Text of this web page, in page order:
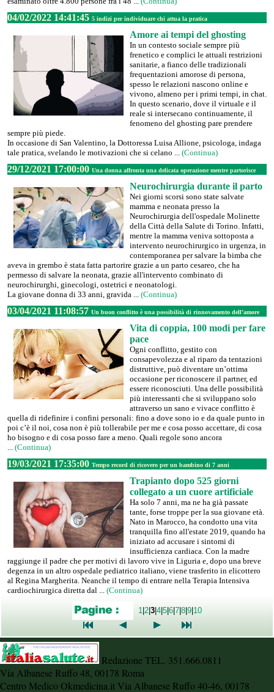
04/02/2022 14:41:45 5 indizi per individuare chi attua la pratica
Amore ai tempi del ghosting
In un contesto sociale sempre più
frenetico e complici le attuali restrizioni
sanitarie, a fianco delle tradizionali
frequentazioni amorose di persona,
spesso le relazioni nascono online e
vivono, almeno per i primi tempi, in chat.
In questo scenario, dove il virtuale e il
reale si intersecano continuamente, il
fenomeno del ghosting pare prendere
sempre più piede.
In occasione di San Valentino, la Dottoressa Luisa Allione, psicologa, indaga
tale pratica, svelando le motivazioni che si celano ... (Continua)
29/12/2021 17:00:00 Una donna affronta una delicata operazione mentre partorisce
Neurochirurgia durante il parto
Nei giorni scorsi sono state salvate
mamma e neonata presso la
Neurochirurgia dell'ospedale Molinette
della Città della Salute di Torino. Infatti,
mentre la mamma veniva sottoposta a
intervento neurochirurgico in urgenza, in
contemporanea per salvare la bimba che
aveva in grembo è stata fatta partorire grazie a un parto cesareo, che ha
permesso di salvare la neonata, grazie all'intervento combinato di
neurochirurghi, ginecologi, ostetrici e neonatologi.
La giovane donna di 33 anni, gravida ... (Continua)
03/04/2021 11:08:57 Un buon conflitto è una possibilità di rinnovamento dell’amore
Vita di coppia, 100 modi per fare
pace
Ogni conflitto, gestito con
consapevolezza e al riparo da tentazioni
distruttive, può diventare un’ottima
occasione per riconoscere il partner, ed
essere riconosciuti. Una delle possibilità
più interessanti che si sviluppano solo
attraverso un sano e vivace conflitto è
quella di ridefinire i confini personali: fino a dove sono io e da quale punto in
poi c’è il noi, cosa non è più tollerabile per me e cosa posso accettare, di cosa
ho bisogno e di cosa posso fare a meno. Quali regole sono ancora
... (Continua)
19/03/2021 17:35:00 Tempo record di ricovero per un bambino di 7 anni
Trapianto dopo 525 giorni
collegato a un cuore artificiale
Ha solo 7 anni, ma ne ha già passate
tante, forse troppe per la sua giovane età.
Nato in Marocco, ha condotto una vita
tranquilla fino all'estate 2019, quando ha
iniziato ad accusare i sintomi di
insufficienza cardiaca. Con la madre
raggiunge il padre che per motivi di lavoro vive in Liguria e, dopo una breve
degenza in un altro ospedale pediatrico italiano, viene trasferito in elicottero
al Regina Margherita. Neanche il tempo di entrare nella Terapia Intensiva
cardiochirurgica diretta dal ... (Continua)
1 |2|3|4|5|6|7|8|9|10
Redazione TEL. 351.666.0811
Via Albanese Ruffo 48, 00178 Roma
Centro Medico Okmedicina.it Via Albanese Ruffo 40-46, 00178